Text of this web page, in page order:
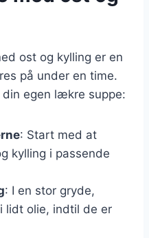
ost og kylling er en
på under en time.
egen lækre suppe:
: Start med at
kylling i passende
: I en stor gryde,
lidt olie, indtil de er